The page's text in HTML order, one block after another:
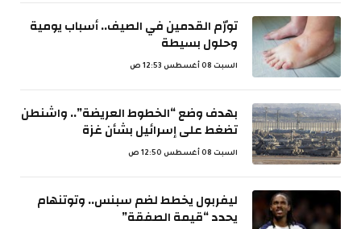
تورّم القدمين في الصيف.. أسباب يومية
وحلول بسيطة
السبت 08 أغسطس 12:53 ص
بهدف وضع “الخطوط العريضة”.. واشنطن
تضغط على إسرائيل بشأن غزة
السبت 08 أغسطس 12:50 ص
ليفربول يخطط لضم سبنس.. وتوتنهام
يحدد “قيمة الصفقة”